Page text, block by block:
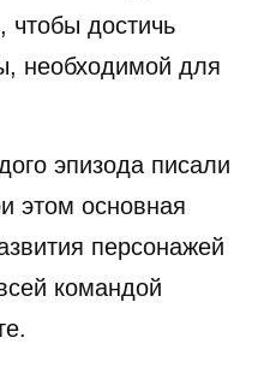
чтобы достичь
необходимой для
эпизода писали
этом основная
персонажей
командой